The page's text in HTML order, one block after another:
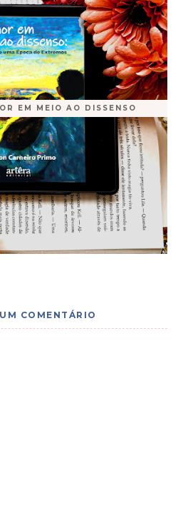
EM MEIO AO DISSENSO
COMENTÁRIO